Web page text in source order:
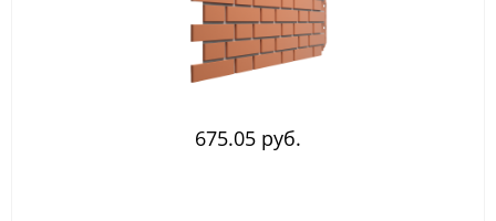
675.05 руб.